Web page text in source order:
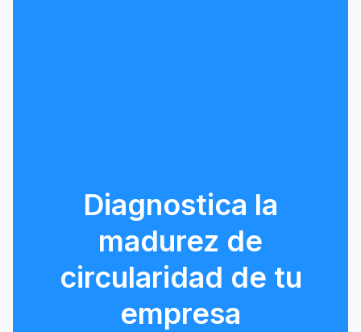
Diagnostica la
madurez de
circularidad de tu
empresa